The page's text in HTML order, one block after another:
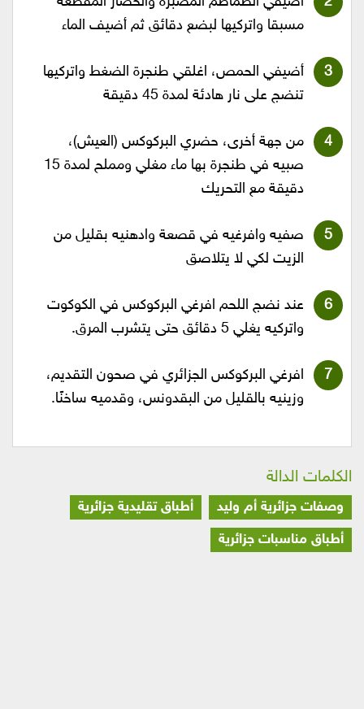
مسبقا واتركيها لبضع دقائق ثم أضيف الماء
أضيفي الحمص، اغلقي طنجرة الضغط واتركيها
تنضج على نار هادئة لمدة 45 دقيقة
من جهة أخرى، حضري البركوكس (العيش)،
صبيه في طنجرة بها ماء مغلي ومملح لمدة 15
دقيقة مع التحريك
صفيه وافرغيه في قصعة وادهنيه بقليل من
الزيت لكي لا يتلاصق
عند نضج اللحم افرغي البركوكس في الكوكوت
واتركيه يغلي 5 دقائق حتى يتشرب المرق.
افرغي البركوكس الجزائري في صحون التقديم،
وزينيه بالقليل من البقدونس، وقدميه ساخنًا.
الكلمات الدالة
وصفات جزائرية أم وليد
أطباق تقليدية جزائرية
أطباق مناسبات جزائرية